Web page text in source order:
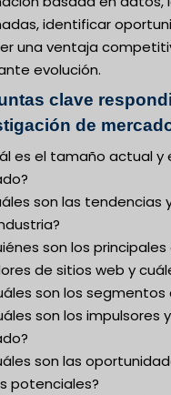
identificar
una ventaja
evolución.
clave
de
es el tamaño actual
son las tendencias
son los
de sitios web y
son los
son los impulsores
son las
potenciales?